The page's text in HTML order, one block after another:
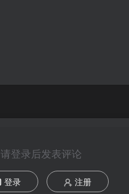
请登录后发表评论
登录 注册